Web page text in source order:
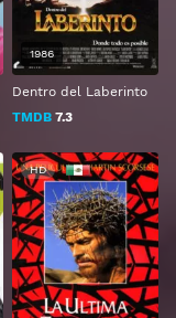
Dentro del Laberinto
TMDB7.3
1986
HD